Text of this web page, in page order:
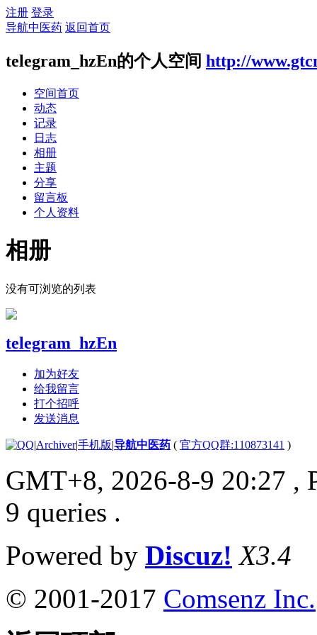
注册 登录
导航中医药 返回首页
telegram_hzEn的个人空间 http://
空间首页
动态
记录
日志
相册
主题
分享
留言板
个人资料
相册
没有可浏览的列表
telegram_hzEn
加为好友
给我留言
打个招呼
发送消息
|Archiver|手机版|导航中医药 ( 官方QQ群:110873141 )
GMT+8, 2026-8-9 20:27 ,
9 queries .
Powered by Discuz! X3.4
© 2001-2017 Comsenz Inc.